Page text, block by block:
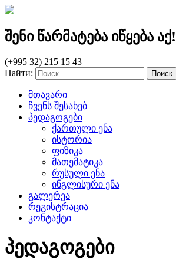
შენი წარმატება იწყება აქ!
(+995 32) 215 15 43
Найти:
მთავარი
ჩვენს შესახებ
პედაგოგები
ქართული ენა
ისტორია
ფიზიკა
მათემატიკა
რუსული ენა
ინგლისური ენა
გალერეა
რეგისტრაცია
კონტაქტი
პედაგოგები